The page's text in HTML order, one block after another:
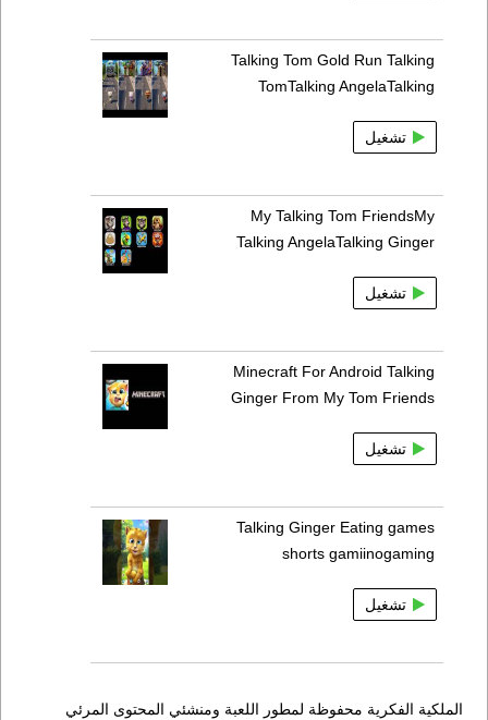
Talking Tom Gold Run Talking
TomTalking AngelaTalking
تشغيل
My Talking Tom FriendsMy
Talking AngelaTalking Ginger
تشغيل
Minecraft For Android Talking
Ginger From My Tom Friends
تشغيل
Talking Ginger Eating games
shorts gamiinogaming
تشغيل
الملكية الفكرية محفوظة لمطور اللعبة ومنشئي المحتوى المرئي